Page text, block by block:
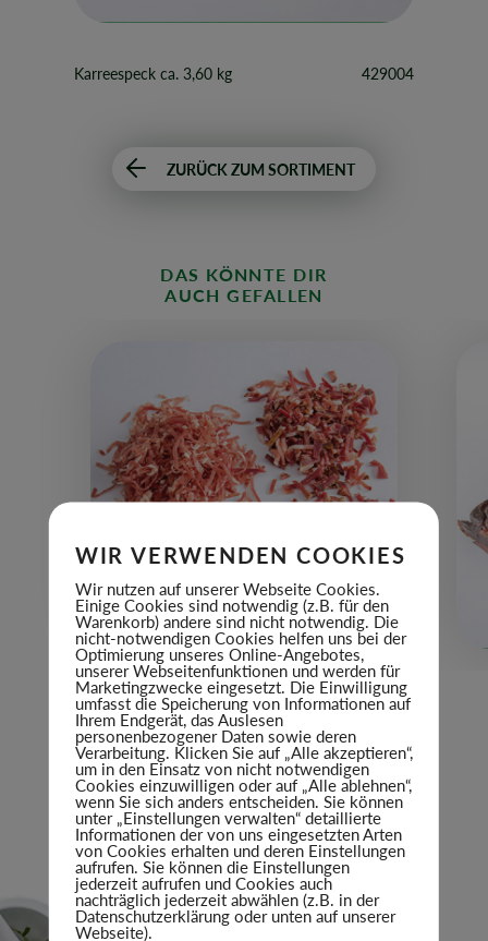
Karreespeck ca. 3,60 kg 429004
ZURÜCK ZUM SORTIMENT
DAS KÖNNTE DIR
AUCH GEFALLEN
WIR VERWENDEN COOKIES
Wir nutzen auf unserer Webseite Cookies.
Einige Cookies sind notwendig (z.B. für den
Warenkorb) andere sind nicht notwendig. Die
nicht-notwendigen Cookies helfen uns bei der
Optimierung unseres Online-Angebotes,
unserer Webseitenfunktionen und werden für
Marketingzwecke eingesetzt. Die Einwilligung
umfasst die Speicherung von Informationen auf
Ihrem Endgerät, das Auslesen
personenbezogener Daten sowie deren
Verarbeitung. Klicken Sie auf „Alle akzeptieren“,
um in den Einsatz von nicht notwendigen
Cookies einzuwilligen oder auf „Alle ablehnen“,
wenn Sie sich anders entscheiden. Sie können
unter „Einstellungen verwalten“ detaillierte
Informationen der von uns eingesetzten Arten
von Cookies erhalten und deren Einstellungen
aufrufen. Sie können die Einstellungen
jederzeit aufrufen und Cookies auch
nachträglich jederzeit abwählen (z.B. in der
Datenschutzerklärung oder unten auf unserer
Webseite).